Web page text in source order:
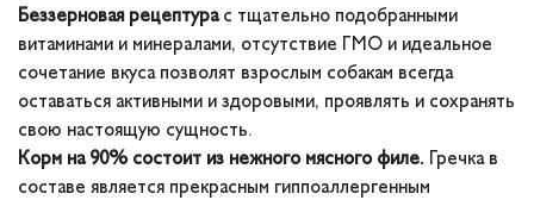
Беззерновая рецептурас тщательно подобранными
витаминами и минералами, отсутствие ГМО и идеальное
сочетание вкуса позволят взрослым собакам всегда
оставаться активными и здоровыми, проявлять и сохранять
свою настоящую сущность.
Корм на 90% состоит из нежного мясного филе. Гречка в
составе является прекрасным гиппоаллергенным